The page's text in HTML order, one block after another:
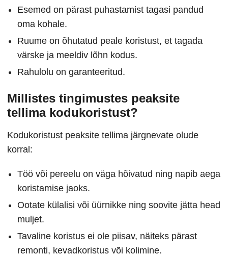
Esemed on pärast puhastamist tagasi pandud
oma kohale.
Ruume on õhutatud peale koristust, et tagada
värske ja meeldiv lõhn kodus.
Rahulolu on garanteeritud.
Millistes tingimustes peaksite
tellima kodukoristust?
Kodukoristust peaksite tellima järgnevate olude
korral:
Töö või pereelu on väga hõivatud ning napib aega
koristamise jaoks.
Ootate külalisi või üürnikke ning soovite jätta head
muljet.
Tavaline koristus ei ole piisav, näiteks pärast
remonti, kevadkoristus või kolimine.